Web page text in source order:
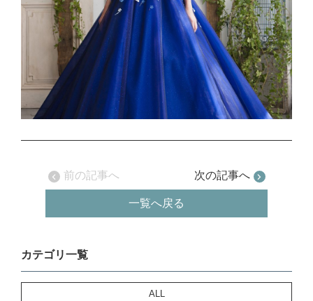
前の記事へ 次の記事へ
一覧へ戻る
カテゴリ一覧
ALL